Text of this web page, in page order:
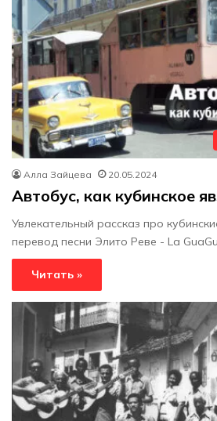
Алла Зайцева 20.05.2024
Автобус, как кубинское
Увлекательный рассказ про
перевод песни Элито Реве - La
Читать »